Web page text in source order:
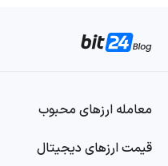
معامله ارزهای محبوب
قیمت ارزهای دیجیتال